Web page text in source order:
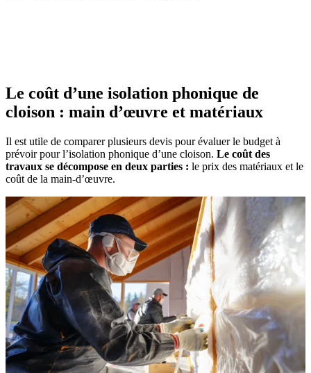
Le coût d’une isolation phonique de
cloison : main d’œuvre et matériaux
Il est utile de comparer plusieurs devis pour évaluer le budget à
prévoir pour l’isolation phonique d’une cloison. Le coût des
travaux se décompose en deux parties : le prix des matériaux et le
coût de la main-d’œuvre.